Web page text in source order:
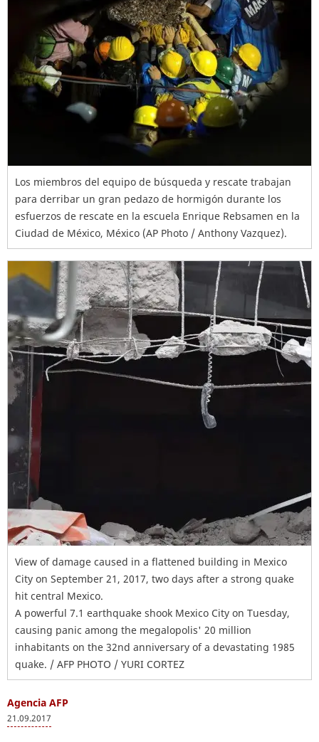
Los miembros del equipo de búsqueda y rescate trabajan
para derribar un gran pedazo de hormigón durante los
esfuerzos de rescate en la escuela Enrique Rebsamen en la
Ciudad de México, México (AP Photo / Anthony Vazquez).
View of damage caused in a flattened building in Mexico
City on September 21, 2017, two days after a strong quake
hit central Mexico.
A powerful 7.1 earthquake shook Mexico City on Tuesday,
causing panic among the megalopolis' 20 million
inhabitants on the 32nd anniversary of a devastating 1985
quake. / AFP PHOTO / YURI CORTEZ
Agencia AFP
21.09.2017